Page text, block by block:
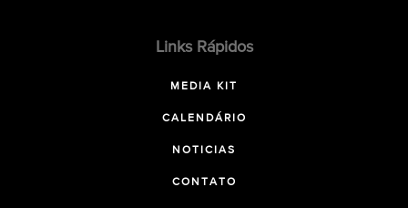
Links Rápidos
MEDIA KIT
CALENDÁRIO
NOTICIAS
CONTATO